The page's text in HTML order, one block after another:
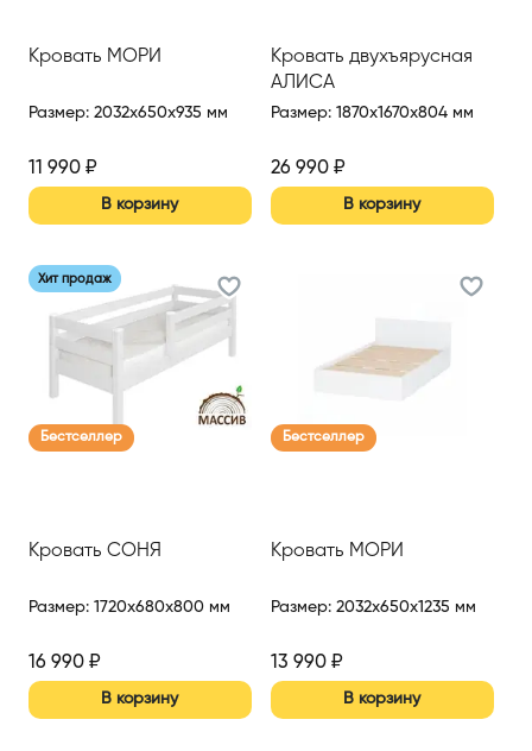
Кровать МОРИ
Размер: 2032x650x935 мм
11 990 ₽
В корзину
Кровать двухъярусная
АЛИСА
Размер: 1870x1670x804 мм
26 990₽
В корзину
Хит продаж
Бестселлер
Кровать СОНЯ
Размер: 1720x680x800 мм
16 990 ₽
В корзину
Бестселлер
Кровать МОРИ
Размер: 2032x650x1235 мм
13 990₽
В корзину